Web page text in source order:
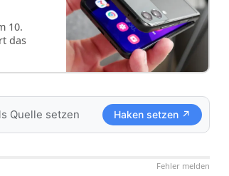
10.
das
Quelle setzen Haken setzen ↗
Fehler melden